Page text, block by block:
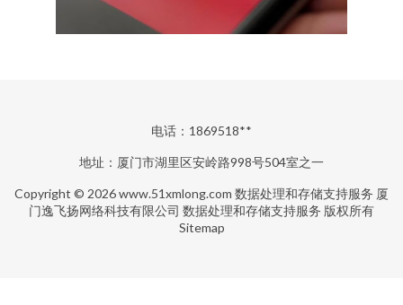
电话：1869518**
地址：厦门市湖里区安岭路998号504室之一
Copyright © 2026www.51xmlong.com 数据处理和存储支持服务 厦
门逸飞扬网络科技有限公司 数据处理和存储支持服务 版权所有
Sitemap